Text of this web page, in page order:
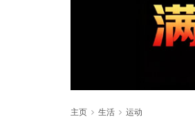
主页 生活 运动